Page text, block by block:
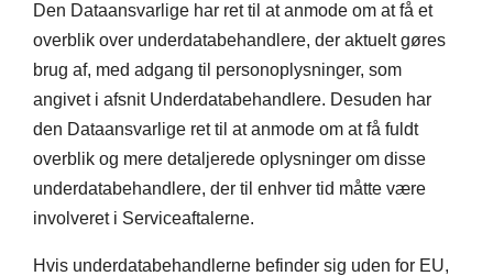
Den Dataansvarlige har ret til at anmode om at få et
overblik over underdatabehandlere, der aktuelt gøres
brug af, med adgang til personoplysninger, som
angivet i afsnit Underdatabehandlere. Desuden har
den Dataansvarlige ret til at anmode om at få fuldt
overblik og mere detaljerede oplysninger om disse
underdatabehandlere, der til enhver tid måtte være
involveret i Serviceaftalerne.
Hvis underdatabehandlerne befinder sig uden for EU,